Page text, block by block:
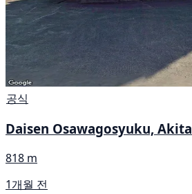
공식
Daisen Osawagosyuku, Akita
818 m
1개월 전